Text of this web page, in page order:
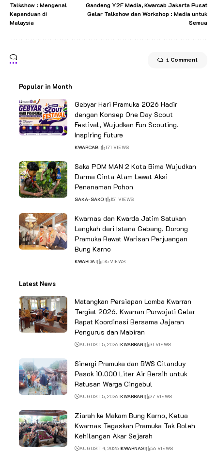
Talkshow : Mengenal
Kepanduan di
Malaysia
Gandeng Y2F Media, Kwarcab Jakarta Pusat
Gelar Talkshow dan Workshop : Media untuk
Semua
1 Comment
Popular in Month
Gebyar Hari Pramuka 2026 Hadir
dengan Konsep One Day Scout
Festival, Wujudkan Fun Scouting,
Inspiring Future
KWARCAB 171 VIEWS
Saka POM MAN 2 Kota Bima Wujudkan
Darma Cinta Alam Lewat Aksi
Penanaman Pohon
SAKA-SAKO 151 VIEWS
Kwarnas dan Kwarda Jatim Satukan
Langkah dari Istana Gebang, Dorong
Pramuka Rawat Warisan Perjuangan
Bung Karno
KWARDA 135 VIEWS
Latest News
Matangkan Persiapan Lomba Kwarran
Tergiat 2026, Kwarran Purwojati Gelar
Rapat Koordinasi Bersama Jajaran
Pengurus dan Mabiran
AUGUST 5, 2026 KWARRAN 31 VIEWS
Sinergi Pramuka dan BWS Citanduy
Pasok 10.000 Liter Air Bersih untuk
Ratusan Warga Cingebul
AUGUST 5, 2026 KWARRAN 27 VIEWS
Ziarah ke Makam Bung Karno, Ketua
Kwarnas Tegaskan Pramuka Tak Boleh
Kehilangan Akar Sejarah
AUGUST 4, 2026 KWARNAS 56 VIEWS